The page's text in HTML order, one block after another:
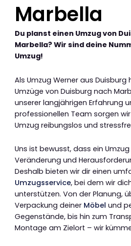
Marbella
Du planst einen Umzug von
Marbella? Wir sind deine
Umzug!
Als Umzug Werner aus
Umzüge von Duisburg nach
unserer langjährigen Erfahrung
professionellen Team sorgen
Umzug reibungslos und
Uns ist bewusst, dass ein
Veränderung und
Deshalb bieten wir dir einen
Umzugsservice, bei dem wir
unterstützen. Von der Planung,
Verpackung deiner Möbel und
Gegenstände, bis hin zum
Montage am Zielort – wir